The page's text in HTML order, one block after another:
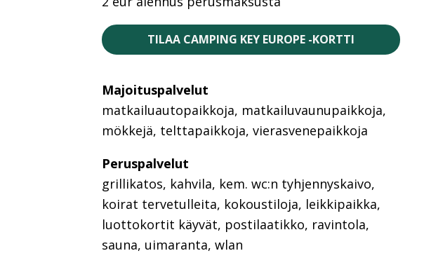
TILAA CAMPING KEY EUROPE -KORTTI
Majoituspalvelut
matkailuautopaikkoja, matkailuvaunupaikkoja,
mökkejä, telttapaikkoja, vierasvenepaikkoja
Peruspalvelut
grillikatos, kahvila, kem. wc:n tyhjennyskaivo,
koirat tervetulleita, kokoustiloja, leikkipaikka,
luottokortit käyvät, postilaatikko, ravintola,
sauna, uimaranta, wlan